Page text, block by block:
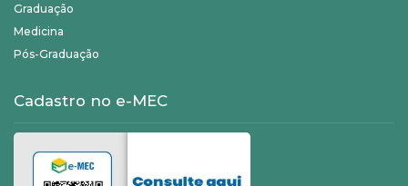
Graduação
Medicina
Pós-Graduação
Cadastro no e-MEC